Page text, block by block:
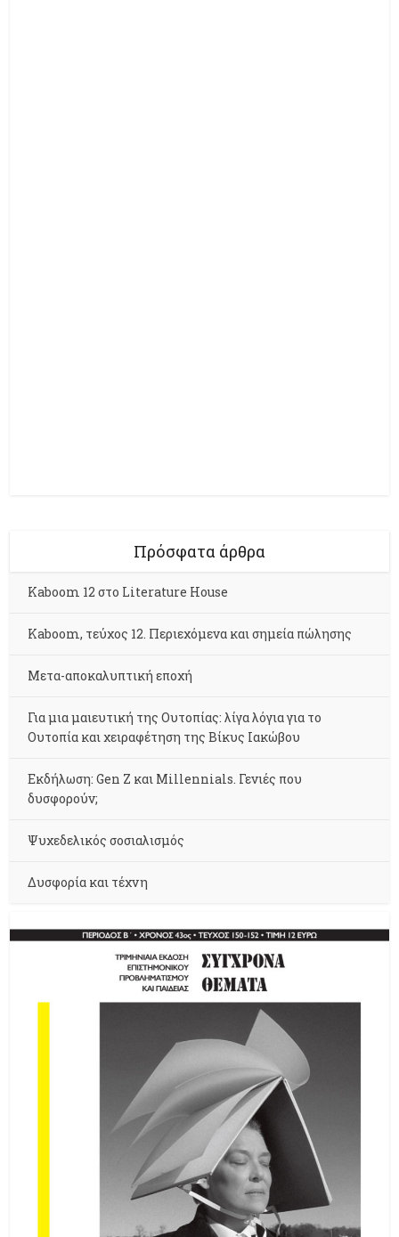
Πρόσφατα άρθρα
Kaboom 12 στο Literature House
Kaboom, τεύχος 12. Περιεχόμενα και σημεία πώλησης
Μετα-αποκαλυπτική εποχή
Για μια μαιευτική της Ουτοπίας: λίγα λόγια για το
Ουτοπία και χειραφέτηση της Βίκυς Ιακώβου
Εκδήλωση: Gen Z και Millennials. Γενιές που
δυσφορούν;
Ψυχεδελικός σοσιαλισμός
Δυσφορία και τέχνη